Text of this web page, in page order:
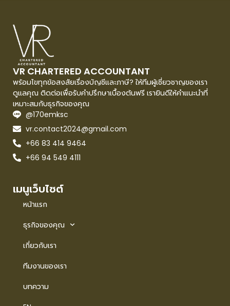
VR CHARTERED ACCOUNTANT
พร้อมไขทุกข้อสงสัยเรื่องบัญชีและภาษี? ให้ทีมผู้เชี่ยวชาญของเรา
ดูแลคุณ ติดต่อเพื่อรับคำปรึกษาเบื้องต้นฟรี เรายินดีให้คำแนะนำที่
เหมาะสมกับธุรกิจของคุณ
@170emksc
vr.contact2024@gmail.com
+66 83 414 9464
+66 94 549 4111
เมนูเว็บไซต์
หน้าแรก
ธุรกิจของคุณ
เกี่ยวกับเรา
ทีมงานของเรา
บทความ